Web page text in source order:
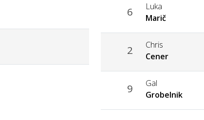
6
Luka
Marič
2
Chris
Cener
9
Gal
Grobelnik